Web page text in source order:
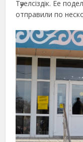
Тәуелсіздік. Ее
отправили по